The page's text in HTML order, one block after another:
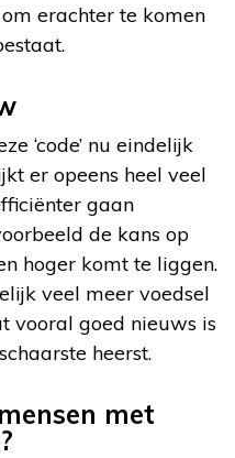
erachter te komen
‘code’ nu eindelijk
er opeens heel veel
gaan
de kans op
hoger komt te liggen.
veel meer voedsel
vooral goed nieuws is
heerst.
met